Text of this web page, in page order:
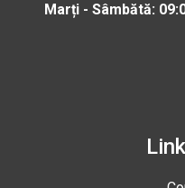
Marți - Sâmbătă: